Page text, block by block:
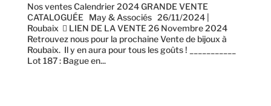
Nos ventes Calendrier 2024 GRANDE VENTE
CATALOGUÉE May & Associés 26/11/2024 |
Roubaix  LIEN DE LA VENTE 26 Novembre 2024
Retrouvez nous pour la prochaine Vente de bijoux à
Roubaix. Il y en aura pour tous les goûts ! ___________
Lot 187 : Bague en...